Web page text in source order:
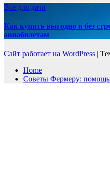
Все для дачи
Как купить выгодно и без
авиабилетам
Сайт работает на WordPress |
Home
Советы Фермеру: